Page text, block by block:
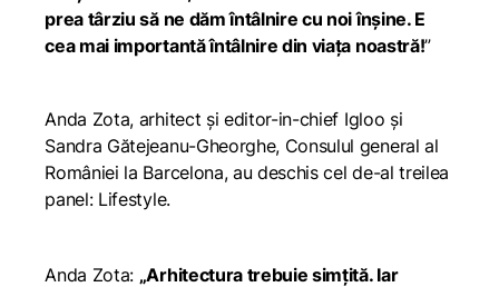
prea târziu să ne dăm întâlnire cu noi înşine. E
cea mai importantă întâlnire din viața noastră!”
Anda Zota, arhitect și editor-in-chief Igloo și
Sandra Gătejeanu-Gheorghe, Consulul general al
României la Barcelona, au deschis cel de-al treilea
panel: Lifestyle.
Anda Zota: „Arhitectura trebuie simțită. Iar